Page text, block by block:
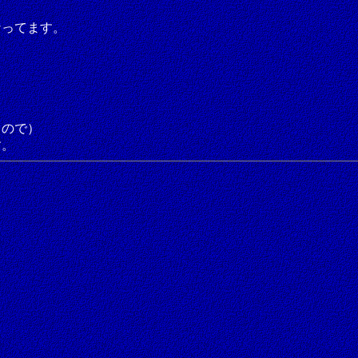
てます。
で）